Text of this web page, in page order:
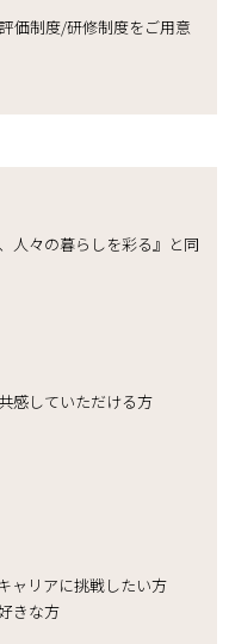
価制度/研修制度をご用意
人々の暮らしを彩る』と同
感していただける方
ャリアに挑戦したい方
きな方